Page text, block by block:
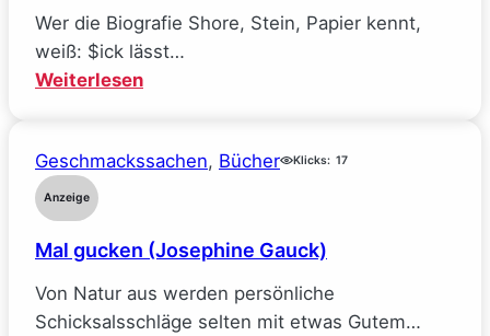
alle
meine
Ideale
(Sarah
Wer die Biografie Shore, Stein, Papier kennt,
weiß: $ick lässt…
Weiterlesen:
Geschmackssachen, Bücher Klicks: 17
Anzeige
Mal gucken (Josephine Gauck)
Von Natur aus werden persönliche
Schicksalsschläge selten mit etwas Gutem…